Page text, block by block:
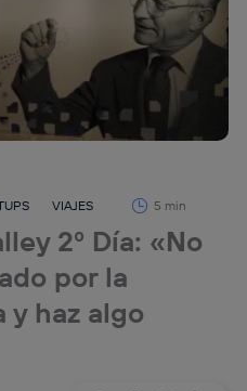
VIAJES 5 min
2º Día: «No
por la
y haz algo